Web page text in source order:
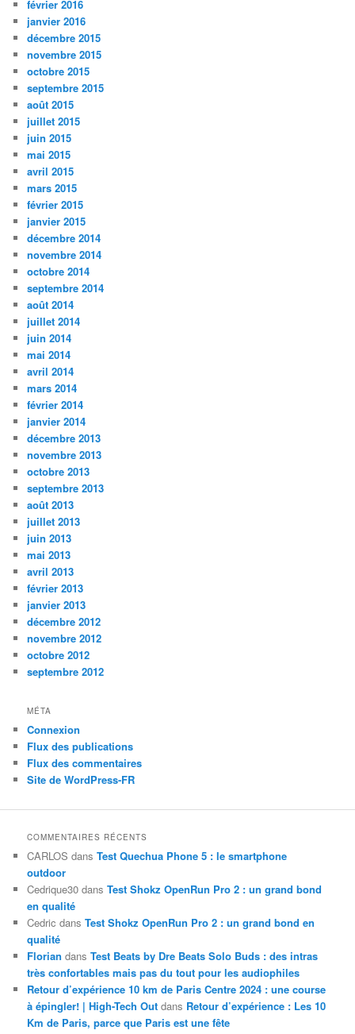
février 2016
janvier 2016
décembre 2015
novembre 2015
octobre 2015
septembre 2015
août 2015
juillet 2015
juin 2015
mai 2015
avril 2015
mars 2015
février 2015
janvier 2015
décembre 2014
novembre 2014
octobre 2014
septembre 2014
août 2014
juillet 2014
juin 2014
mai 2014
avril 2014
mars 2014
février 2014
janvier 2014
décembre 2013
novembre 2013
octobre 2013
septembre 2013
août 2013
juillet 2013
juin 2013
mai 2013
avril 2013
février 2013
janvier 2013
décembre 2012
novembre 2012
octobre 2012
septembre 2012
MÉTA
Connexion
Flux des publications
Flux des commentaires
Site de WordPress-FR
COMMENTAIRES RÉCENTS
CARLOS dansTest Quechua Phone 5 : le smartphone
outdoor
Cedrique30 dansTest Shokz OpenRun Pro 2 : un grand bond
en qualité
Cedric dansTest Shokz OpenRun Pro 2 : un grand bond en
qualité
Florian dansTest Beats by Dre Beats Solo Buds : des intras
très confortables mais pas du tout pour les audiophiles
Retour d’expérience 10 km de Paris Centre 2024 : une course
à épingler! | High-Tech Out dans Retour d’expérience : Les 10
Km de Paris, parce que Paris est une fête